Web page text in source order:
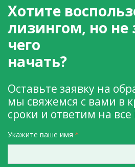
Хотите
лизингом, но не
чего
начать?
Оставьте заявку на
мы свяжемся с вами в
сроки и ответим на
Укажите ваше имя